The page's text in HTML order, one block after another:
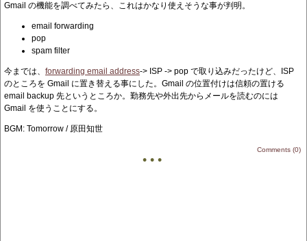
Gmail の機能を調べてみたら、これはかなり使えそうな事が判明。
email forwarding
pop
spam filter
今までは、 forwarding email address-> ISP -> pop で取り込みだったけど、ISP
のところを Gmail に置き替える事にした。Gmail の位置付けは信頼の置ける
email backup 先というところか。勤務先や外出先からメールを読むのには
Gmail を使うことにする。
BGM: Tomorrow / 原田知世
Comments (0)
• • •